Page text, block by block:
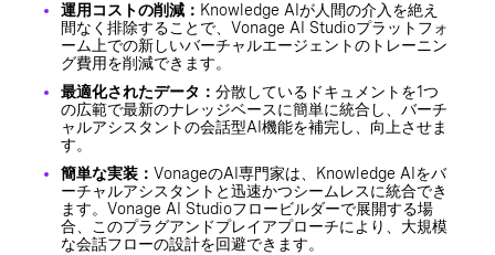
運用コストの削減： Knowledge AIが人間の介入を絶え
間なく排除することで、Vonage AI Studioプラットフォ
ーム上での新しいバーチャルエージェントのトレーニン
グ費用を削減できます。
最適化されたデータ： 分散しているドキュメントを1つ
の広範で最新のナレッジベースに簡単に統合し、バーチ
ャルアシスタントの会話型AI機能を補完し、向上させま
す。
簡単な実装： VonageのAI専門家は、Knowledge AIをバ
ーチャルアシスタントと迅速かつシームレスに統合でき
ます。Vonage AI Studioフロービルダーで展開する場
合、このプラグアンドプレイアプローチにより、大規模
な会話フローの設計を回避できます。